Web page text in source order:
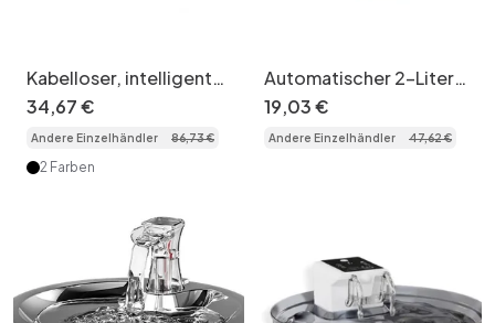
Kabelloser, intelligenter
Trinkbrunnen für Katzen
und Hunde – Modellnr.
FT999
34,67€
Andere Einzelhändler 86,73€
2 Farben
Automatischer 2-Liter-
Trinkbrunnen für
Haustiere mit
Dreifachfiltration -
19,03€
Andere Einzelhändler 47,62€